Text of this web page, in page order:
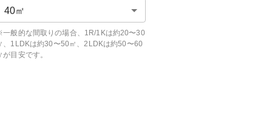
40㎡
般的な間取りの場合、1R/1Kは約20〜30
、1LDKは約30〜50㎡、2LDKは約50〜60
が目安です。